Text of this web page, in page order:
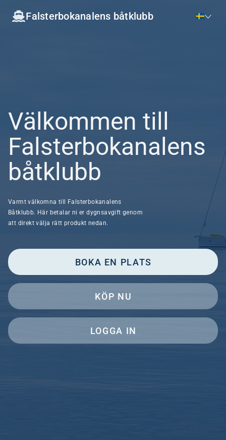
Falsterbokanalens båtklubb
Välkommen till
Falsterbokanalens
båtklubb
Varmt välkomna till Falsterbokanalens
Båtklubb. Här betalar ni er dygnsavgift genom
att direkt välja rätt produkt nedan.
BOKA EN PLATS
KÖP NU
LOGGA IN